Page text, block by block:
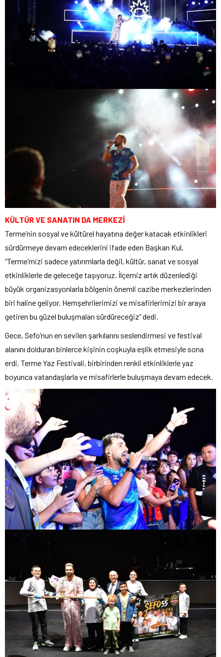
KÜLTÜR VE SANATIN DA MERKEZİ
Terme’nin sosyal ve kültürel hayatına değer katacak etkinlikleri
sürdürmeye devam edeceklerini ifade eden Başkan Kul,
“Terme’mizi sadece yatırımlarla değil, kültür, sanat ve sosyal
etkinliklerle de geleceğe taşıyoruz. İlçemiz artık düzenlediği
büyük organizasyonlarla bölgenin önemli cazibe merkezlerinden
biri haline geliyor. Hemşehrilerimizi ve misafirlerimizi bir araya
getiren bu güzel buluşmaları sürdüreceğiz” dedi.
Gece, Sefo’nun en sevilen şarkılarını seslendirmesi ve festival
alanını dolduran binlerce kişinin coşkuyla eşlik etmesiyle sona
erdi. Terme Yaz Festivali, birbirinden renkli etkinliklerle yaz
boyunca vatandaşlarla ve misafirlerle buluşmaya devam edecek.